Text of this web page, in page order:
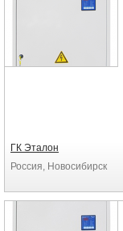
ГК Эталон
Россия, Новосибирск